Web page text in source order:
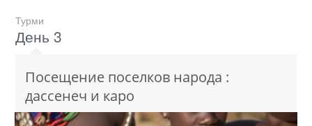
Турми
День 3
Посещение поселков народа :
дассенеч и каро